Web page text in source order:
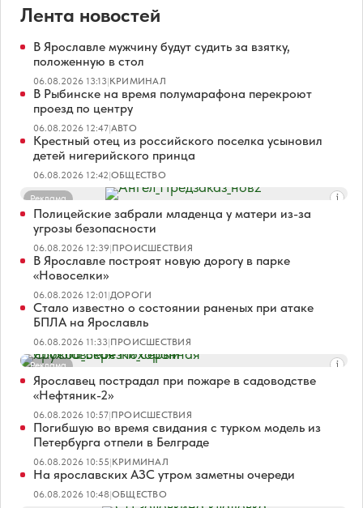
Лента новостей
В Ярославле мужчину будут судить за взятку,
положенную в стол
06.08.2026 13:13|КРИМИНАЛ
В Рыбинске на время полумарафона перекроют
проезд по центру
06.08.2026 12:47|АВТО
Крестный отец из российского поселка усыновил
детей нигерийского принца
06.08.2026 12:42|ОБЩЕСТВО
Реклама
Полицейские забрали младенца у матери из-за
угрозы безопасности
06.08.2026 12:39|ПРОИСШЕСТВИЯ
В Ярославле построят новую дорогу в парке
«Новоселки»
06.08.2026 12:01|ДОРОГИ
Стало известно о состоянии раненых при атаке
БПЛА на Ярославль
06.08.2026 11:33|ПРОИСШЕСТВИЯ
Реклама
Ярославец пострадал при пожаре в садоводстве
«Нефтяник-2»
06.08.2026 10:57|ПРОИСШЕСТВИЯ
Погибшую во время свидания с турком модель из
Петербурга отпели в Белграде
06.08.2026 10:55|КРИМИНАЛ
На ярославских АЗС утром заметны очереди
06.08.2026 10:48|ОБЩЕСТВО